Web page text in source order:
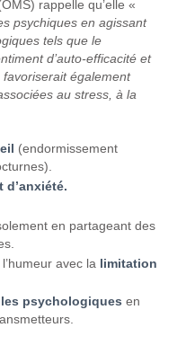
rappelle qu’elle «
psychiques en agissant
tels que le
d’auto-efficacité et
favoriserait également
au stress, à la
(endormissement
d’anxiété.
en partageant des
avec la limitation
psychologiques en